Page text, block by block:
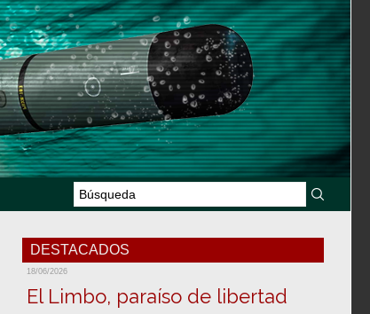
DESTACADOS
18/06/2026
El Limbo, paraíso de libertad